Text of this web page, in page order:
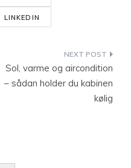
LINKEDIN
Sol, varme og aircondition
– sådan holder du kabinen
kølig